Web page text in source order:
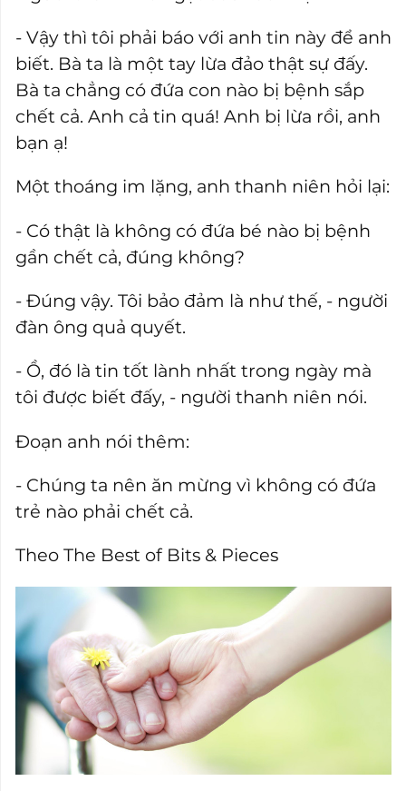
- Vậy thì tôi phải báo với anh tin này để anh
biết. Bà ta là một tay lừa đảo thật sự đấy.
Bà ta chẳng có đứa con nào bị bệnh sắp
chết cả. Anh cả tin quá! Anh bị lừa rồi, anh
bạn ạ!
Một thoáng im lặng, anh thanh niên hỏi lại:
- Có thật là không có đứa bé nào bị bệnh
gần chết cả, đúng không?
- Đúng vậy. Tôi bảo đảm là như thế, - người
đàn ông quả quyết.
- Ồ, đó là tin tốt lành nhất trong ngày mà
tôi được biết đấy, - người thanh niên nói.
Đoạn anh nói thêm:
- Chúng ta nên ăn mừng vì không có đứa
trẻ nào phải chết cả.
Theo The Best of Bits & Pieces